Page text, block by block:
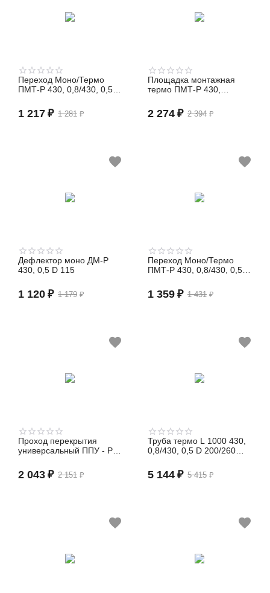
Переход Моно/Термо
ПМТ-Р 430, 0,8/430, 0,5 D
1 281 ₽
1 217 ₽
Площадка монтажная
термо ПМТ-Р 430,
(сэндвич)
2 394 ₽
2 274 ₽
Дефлектор моно ДМ-Р
430, 0,5 D 115
1 179 ₽
1 120 ₽
Переход Моно/Термо
ПМТ-Р 430, 0,8/430, 0,5 D
1 431 ₽
1 359 ₽
Проход перекрытия
универсальный ППУ - Р
180-210
2 151 ₽
2 043 ₽
Труба термо L 1000 430,
0,8/430, 0,5 D 200/260
5 415 ₽
5 144 ₽